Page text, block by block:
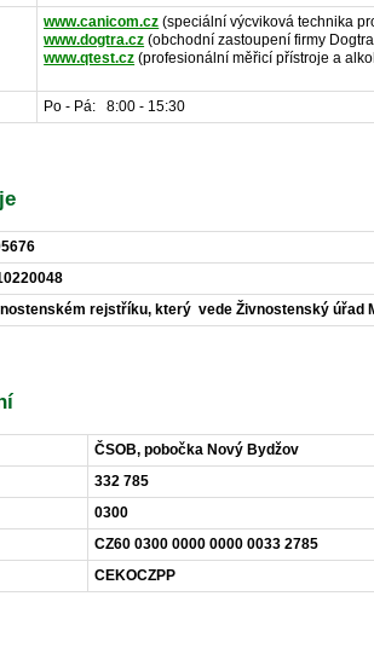
www.canicom.cz (speciální výcviková technika
www.dogtra.cz (obchodní zastoupení firmy
www.qtest.cz (profesionální měřicí přístroje a
Po - Pá: 8:00 - 15:30
rejstříku, který vede Živnostenský úřad
ČSOB, pobočka Nový Bydžov
332 785
0300
CZ60 0300 0000 0000 0033 2785
CEKOCZPP